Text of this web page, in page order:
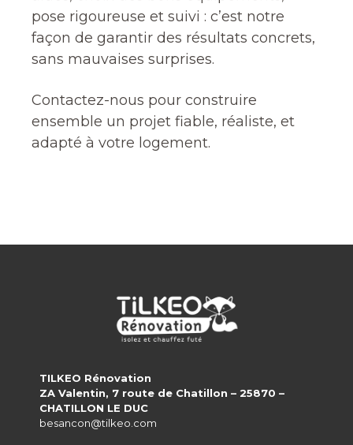
pose rigoureuse et suivi : c’est notre
façon de garantir des résultats concrets,
sans mauvaises surprises.
Contactez-nous pour construire
ensemble un projet fiable, réaliste, et
adapté à votre logement.
TILKEO Rénovation
ZA Valentin, 7 route de Chatillon – 25870 –
CHATILLON LE DUC
besancon@tilkeo.com